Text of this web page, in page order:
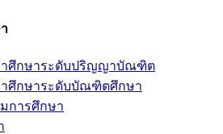
าศึกษาระดับปริญญาบัณฑิต
าศึกษาระดับบัณฑิตศึกษา
การศึกษา